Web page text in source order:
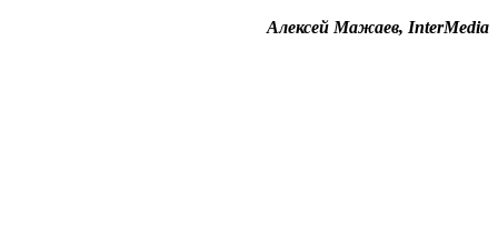
Алексей Мажаев, InterMedia